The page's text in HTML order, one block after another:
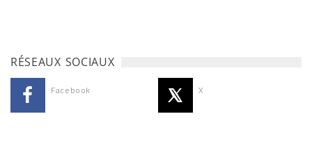
RÉSEAUX SOCIAUX
Facebook X